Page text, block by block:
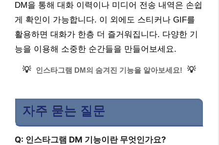
DM을 통해 대화 이력이나 미디어 전송 내역은 손쉽
게 확인이 가능합니다. 이 외에도 스티커나 GIF를
활용하면 대화가 한층 더 즐거워집니다. 다양한 기
능을 이용해 소중한 순간들을 만들어보세요.
💡 인스타그램 DM의 숨겨진 기능을 알아보세요! 💡
자주 묻는 질문
Q: 인스타그램 DM 기능이란 무엇인가요?